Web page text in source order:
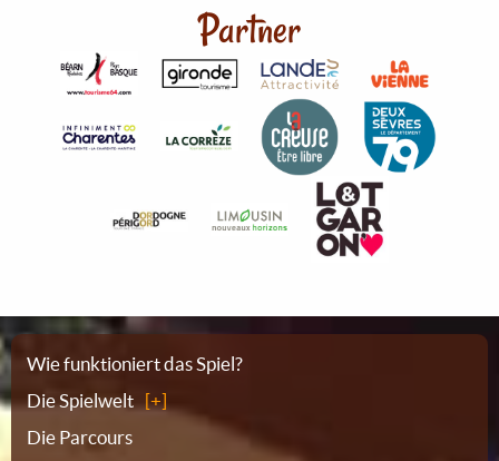
Partner
Sitemap
Wie funktioniert das Spiel?
Die Spielwelt
Die Parcours